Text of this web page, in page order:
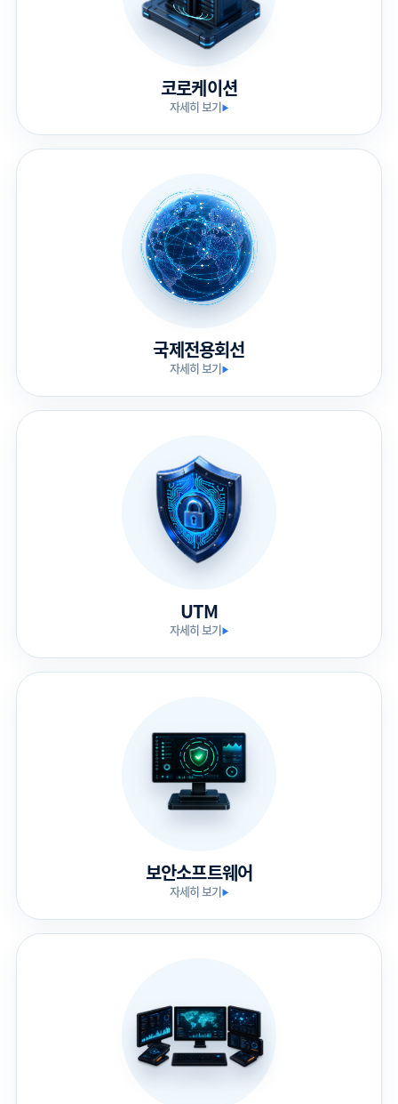
코로케이션
자세히 보기▶
국제전용회선
자세히 보기▶
UTM
자세히 보기▶
보안소프트웨어
자세히 보기▶